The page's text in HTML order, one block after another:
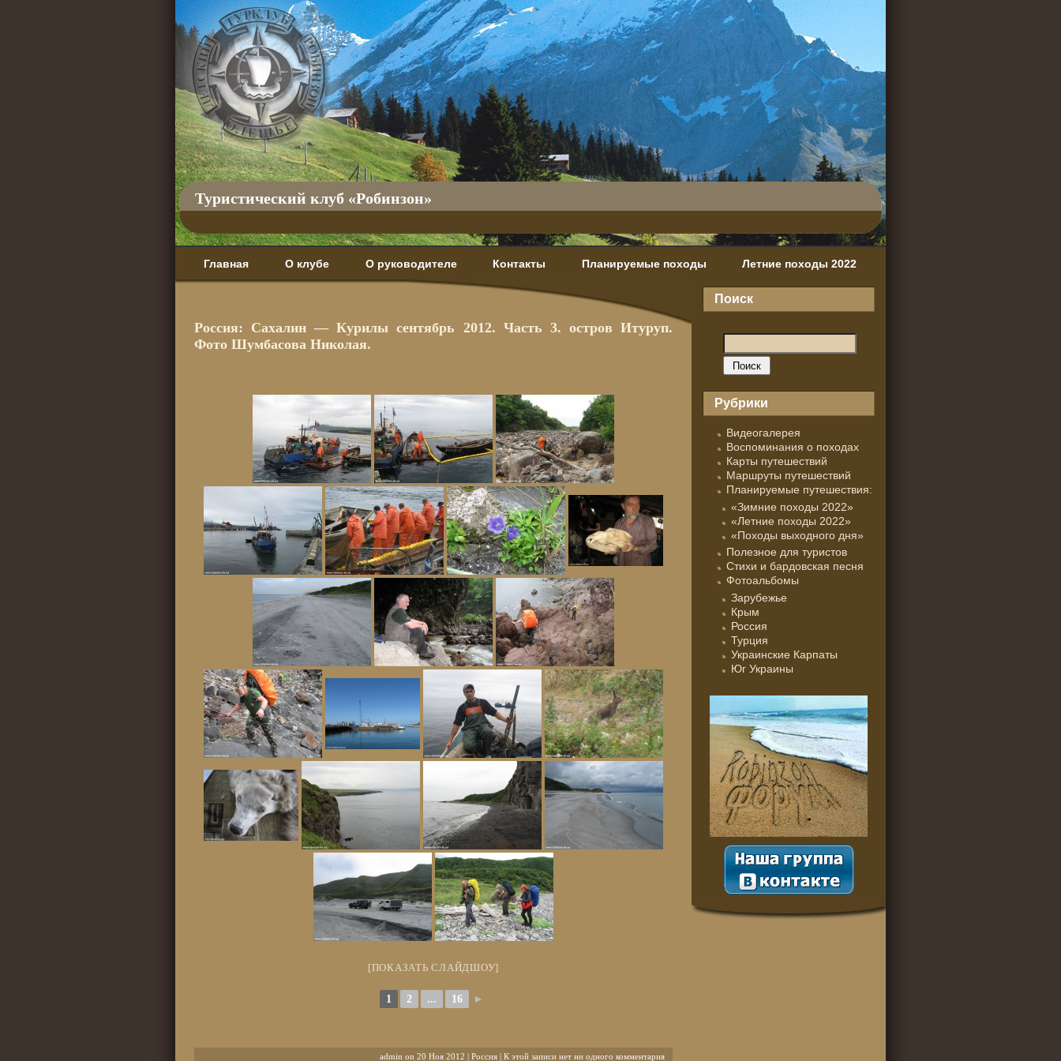
Туристический клуб «Робинзон»
Главная О клубе О руководителе Контакты Планируемые походы Летние походы 2022
Россия: Сахалин — Курилы сентябрь 2012. Часть 3. остров Итуруп.
Фото Шумбасова Николая.
[ПОКАЗАТЬ СЛАЙДШОУ]
1 2 ... 16 ►
admin on 20 Ноя 2012 | Россия| К этой записи нет ни одного комментария
Поиск
Рубрики
Видеогалерея
Воспоминания о походах
Карты путешествий
Маршруты путешествий
Планируемые путешествия:
«Зимние походы 2022»
«Летние походы 2022»
«Походы выходного дня»
Полезное для туристов
Стихи и бардовская песня
Фотоальбомы
Зарубежье
Крым
Россия
Турция
Украинские Карпаты
Юг Украины